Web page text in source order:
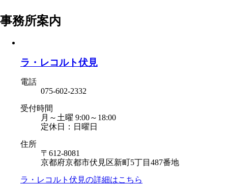
事務所案内
ラ・レコルト伏見
電話
075-602-2332
受付時間
月～土曜 9:00～18:00
定休日：日曜日
住所
〒612-8081
京都府京都市伏見区新町5丁目487番地
ラ・レコルト伏見の詳細はこちら